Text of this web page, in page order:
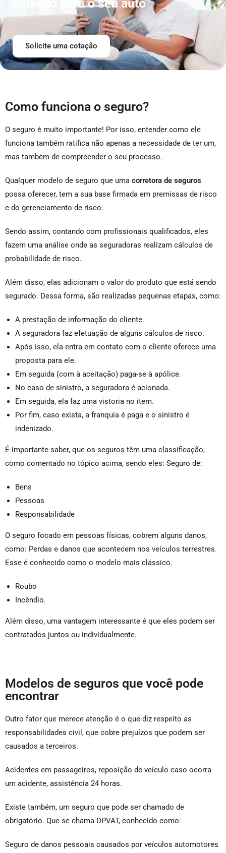
cotação para o seu auto
Solicite uma cotação
Como funciona o seguro?
O seguro é muito importante! Por isso, entender como ele
funciona também ratifica não apenas a necessidade de ter um,
mas também de compreender o seu processo.
Qualquer modelo de seguro que uma corretora de seguros
possa oferecer, tem a sua base firmada em premissas de risco
e do gerenciamento de risco.
Sendo assim, contando com profissionais qualificados, eles
fazem uma análise onde as seguradoras realizam cálculos de
probabilidade de risco.
Além disso, elas adicionam o valor do produto que está sendo
segurado. Dessa forma, são realizadas pequenas etapas, como:
A prestação de informação do cliente.
A seguradora faz efetuação de alguns cálculos de risco.
Após isso, ela entra em contato com o cliente oferece uma
proposta para ele.
Em seguida (com à aceitação) paga-se à apólice.
No caso de sinistro, a seguradora é acionada.
Em seguida, ela faz uma vistoria no item.
Por fim, caso exista, a franquia é paga e o sinistro é
indenizado.
É importante saber, que os seguros têm uma classificação,
como comentado no tópico acima, sendo eles: Seguro de:
Bens
Pessoas
Responsabilidade
O seguro focado em pessoas físicas, cobrem alguns danos,
como: Perdas e danos que acontecem nos veículos terrestres.
Esse é conhecido como o modelo mais clássico.
Roubo
Incêndio.
Além disso, uma vantagem interessante é que eles podem ser
contratados juntos ou individualmente.
Modelos de seguros que você pode
encontrar
Outro fator que merece atenção é o que diz respeito as
responsabilidades civil, que cobre prejuízos que podem ser
causados a terceiros.
Acidentes em passageiros, reposição de veículo caso ocorra
um acidente, assistência 24 horas.
Existe também, um seguro que pode ser chamado de
obrigatório. Que se chama DPVAT, conhecido como:
Seguro de danos pessoais causados por veículos automotores